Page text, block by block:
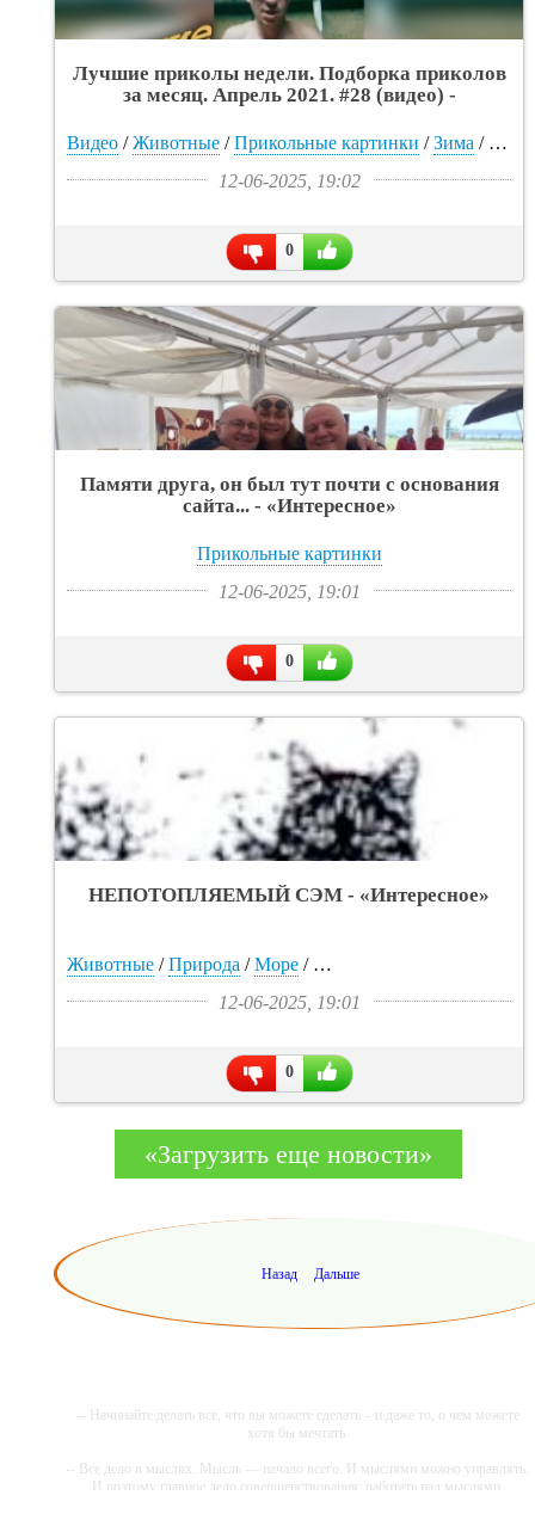
Лучшие приколы недели. Подборка приколов
за месяц. Апрель 2021. #28 (видео) -
Видео /Животные /Прикольные картинки /Зима /
12-06-2025, 19:02
0
Памяти друга, он был тут почти с основания
сайта... - «Интересное»
Прикольные картинки
12-06-2025, 19:01
0
НЕПОТОПЛЯЕМЫЙ СЭМ - «Интересное»
Животные /Природа /Море / Прикольные картинки
12-06-2025, 19:01
0
«Загрузить еще новости»
Назад Дальше
-- Начинайте делать все, что вы можете сделать – и даже то, о чем можете
хотя бы мечтать.
-- Все дело в мыслях. Мысль — начало всего. И мыслями можно управлять.
И поэтому главное дело совершенствования: работать над мыслями.